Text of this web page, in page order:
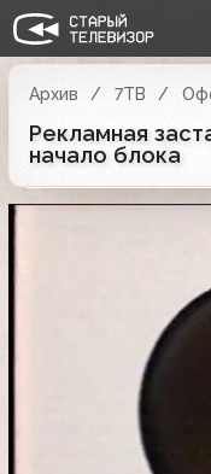
Архив 7ТВ
Рекламная
начало блока